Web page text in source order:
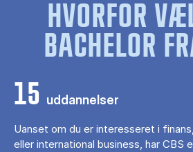
HVORFOR
BACHELOR
15 uddannelser
Uanset om du er interesseret i
eller international business, har CBS